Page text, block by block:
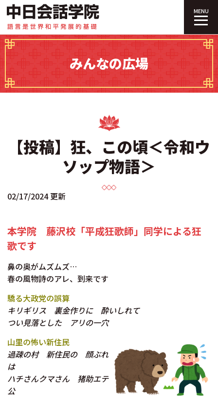
中日会話学院
MENU
みんなの広場
【投稿】狂、この頃＜令和ウ
ソップ物語＞
02/17/2024 更新
本学院 藤沢校「平成狂歌師」同学による狂
歌です
鼻の奥がムズムズ…
春の風物詩のアレ、到来です
驕る大政党の誤算
キリギリス 裏金作りに 酔いしれて
つい見落とした アリの一穴
山里の怖い新住民
過疎の村 新住民の 顔ぶれ
は
ハチさんクマさん 猪助エテ
公